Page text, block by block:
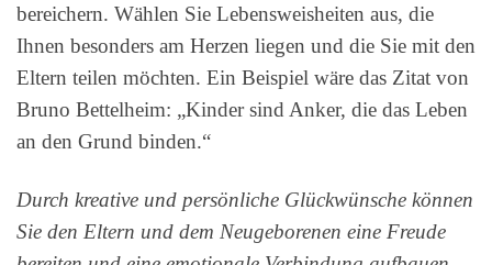
bereichern. Wählen Sie Lebensweisheiten aus, die
Ihnen besonders am Herzen liegen und die Sie mit den
Eltern teilen möchten. Ein Beispiel wäre das Zitat von
Bruno Bettelheim: „Kinder sind Anker, die das Leben
an den Grund binden.“
Durch kreative und persönliche Glückwünsche können
Sie den Eltern und dem Neugeborenen eine Freude